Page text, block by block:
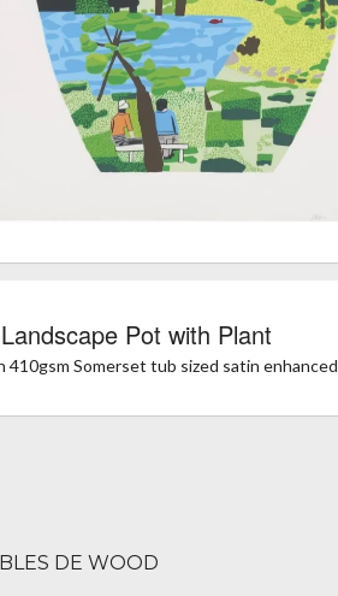
Pot with Plant
410gsm Somerset tub sized satin
DE WOOD